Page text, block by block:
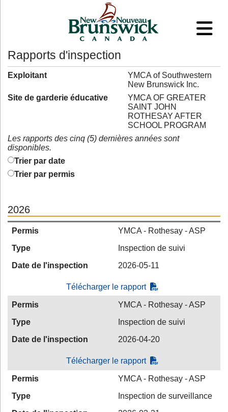
Rapports d'inspection
Exploitant
YMCA of Southwestern
New Brunswick Inc.
Site de garderie éducative
YMCA OF GREATER
SAINT JOHN
ROTHESAY AFTER
SCHOOL PROGRAM
Les rapports des cinq (5) dernières années sont
disponibles.
Trier par date
Trier par permis
2026
Permis
YMCA - Rothesay - ASP
Type
Inspection de suivi
Date de l'inspection
2026-05-11
Télécharger le rapport
Permis
YMCA - Rothesay - ASP
Type
Inspection de suivi
Date de l'inspection
2026-04-20
Télécharger le rapport
Permis
YMCA - Rothesay - ASP
Type
Inspection de surveillance